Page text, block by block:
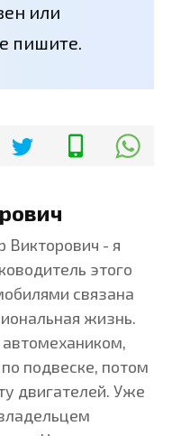
или
пишите.
Викторович - я
этого
связана
жизнь.
автомехаником,
подвеске, потом
двигателей. Уже